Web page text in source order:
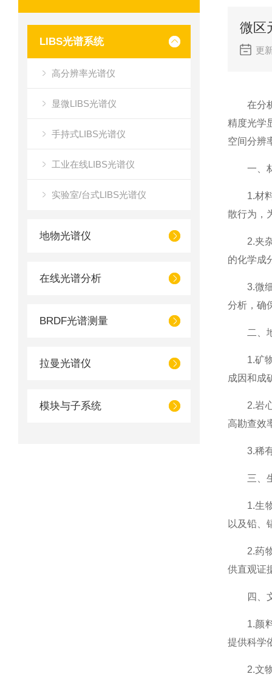
LIBS光谱系统
高分辨率光谱仪
显微LIBS光谱仪
手持式LIBS光谱仪
工业在线LIBS光谱仪
实验室/台式LIBS光谱仪
地物光谱仪
在线光谱分析
BRDF光谱测量
拉曼光谱仪
模块与子系统
微区
更
在分析
精度光学
空间分辨
一、材
1.材料
散行为，
2.夹杂
的化学成
3.微细
分析，确
二、地
1.矿物
成因和成
2.岩心
高勘查效
3.稀有
三、生
1.生物
以及铅、
2.药物
供直观证
四、文
1.颜料
提供科学
2.文物